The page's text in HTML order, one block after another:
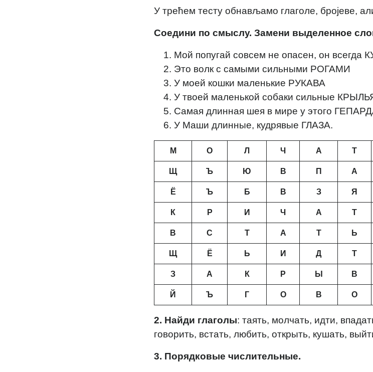
У трећем тесту обнављамо глаголе, бројеве,
Соедини по смыслу. Замени выделенное
Мой попугай совсем не опасен, он
Это волк с самыми
У моей кошки маленькие
У твоей маленькой собаки
Самая длинная шея в мире у
У Маши длинные, кудрявые
М О Л Ч А Т
Щ Ъ Ю В П А
Ё Ъ Б В З Я
К Р И Ч А Т
В С Т А Т Ь
Щ Ё Ь И Д Т
З А К Р Ы В
Й Ъ Г О В О
2. Найди глаголы: таять, молчать, идти,
говорить, встать, любить, открыть, кушать,
3. Порядковые числительные.